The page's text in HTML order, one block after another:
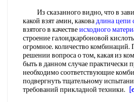
Из сказанного видно, что в
какой взят амин, каковадлина цепи
взятого в качествеисходного
строение галоидкарбоновой
огромное. количество комбинаций.
решении вопроса о том, какая из
быть в данном случае практически
необходимо соответствующие
подвергнуть тщательному
требований прикладной техники.